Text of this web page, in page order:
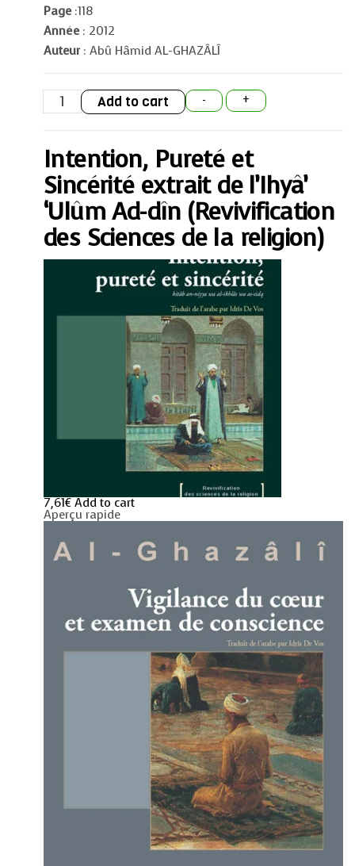
Page:118
Année : 2012
Auteur : Abû Hâmid AL-GHAZÂLÎ
-
Intention,
Pureté
et
de
l'Ihyâ'
'Ulûm
Ad-
dîn
(Revivification
des
Sciences
de
la
+
Add to cart
Intention, Pureté et
Sincérité extrait de l’Ihyâ’
‘Ulûm Ad-dîn (Revivification
des Sciences de la religion)
7,61€ Add to cart
Aperçu rapide